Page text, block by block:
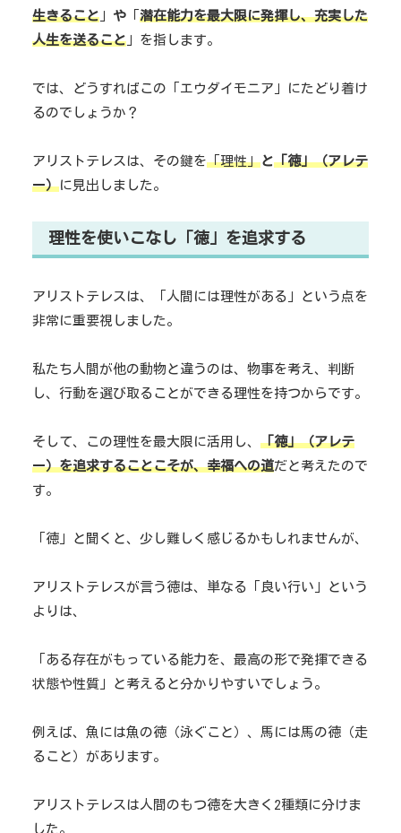
生きること
や
潜在能力を最大限に発揮し、充実した
人生を送ること 」を指します。
では、どうすればこの「エウダイモニア」にたどり着け
るのでしょうか？
アリストテレスは、その鍵を「理性」と「徳」（アレテ
ー）に見出しました。
理性を使いこなし「徳」を追求する
アリストテレスは、「人間には理性がある」という点を
非常に重要視しました。
私たち人間が他の動物と違うのは、物事を考え、判断
し、行動を選び取ることができる理性を持つからです。
そして、この理性を最大限に活用し、 「徳」（アレテ
ー）を追求することこそが、幸福への道だと考えたので
す。
「徳」と聞くと、少し難しく感じるかもしれませんが、
アリストテレスが言う徳は、単なる「良い行い」という
よりは、
「ある存在がもっている能力を、最高の形で発揮できる
状態や性質」と考えると分かりやすいでしょう。
例えば、魚には魚の徳（泳ぐこと）、馬には馬の徳（走
ること）があります。
アリストテレスは人間のもつ徳を大きく2種類に分けま
した。